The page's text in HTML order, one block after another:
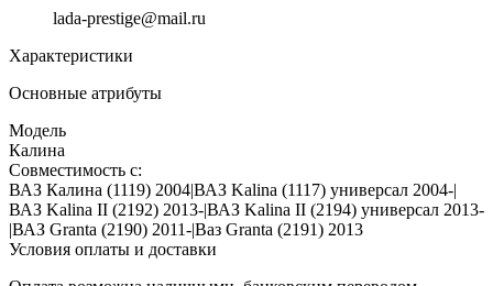
lada-prestige@mail.ru
Характеристики
Основные атрибуты
Модель
Калина
Совместимость с:
ВАЗ Калина (1119) 2004|ВАЗ Kalina (1117) универсал 2004-|
ВАЗ Kalina II (2192) 2013-|ВАЗ Kalina II (2194) универсал 2013-
|ВАЗ Granta (2190) 2011-|Ваз Granta (2191) 2013
Условия оплаты и доставки